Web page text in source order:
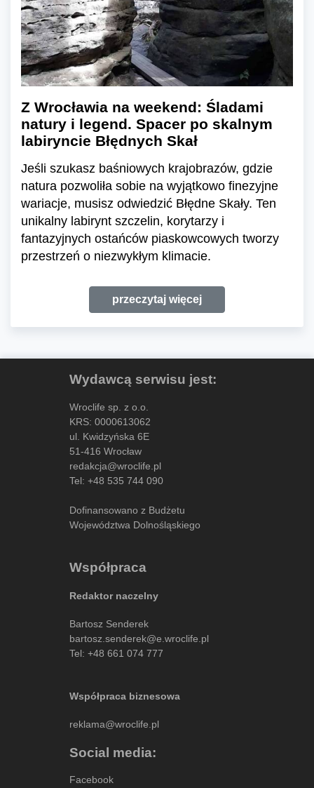
Z Wrocławia na weekend: Śladami
natury i legend. Spacer po skalnym
labiryncie Błędnych Skał
Jeśli szukasz baśniowych krajobrazów, gdzie
natura pozwoliła sobie na wyjątkowo finezyjne
wariacje, musisz odwiedzić Błędne Skały. Ten
unikalny labirynt szczelin, korytarzy i
fantazyjnych ostańców piaskowcowych tworzy
przestrzeń o niezwykłym klimacie.
przeczytaj więcej
Wydawcą serwisu jest:
Wroclife sp. z o.o.
KRS: 0000613062
ul. Kwidzyńska 6E
51-416 Wrocław
redakcja@wroclife.pl
Tel: +48 535 744 090
Dofinansowano z Budżetu
Województwa Dolnośląskiego
Współpraca
Redaktor naczelny
Bartosz Senderek
bartosz.senderek@e.wroclife.pl
Tel: +48 661 074 777
Współpraca biznesowa
reklama@wroclife.pl
Social media:
Facebook